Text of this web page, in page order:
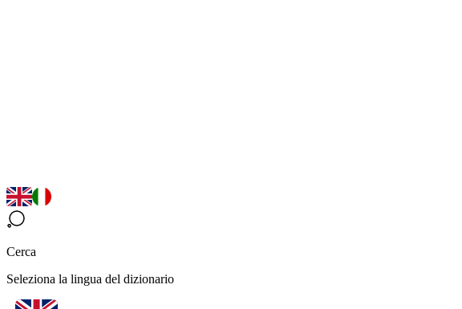
Cerca
Seleziona la lingua del dizionario